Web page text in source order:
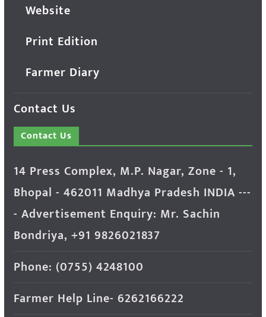
Website
Print Edition
Farmer Diary
Contact Us
Contact Us
14 Press Complex, M.P. Nagar, Zone - 1,
Bhopal - 462011 Madhya Pradesh INDIA ---
- Advertisement Enquiry: Mr. Sachin
Bondriya, +91 9826021837
Phone: (0755) 4248100
Farmer Help Line- 6262166222